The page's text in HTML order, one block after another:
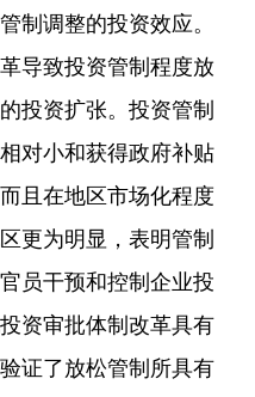
制调整的投资效应。
导致投资管制程度放
投资扩张。投资管制
对小和获得政府补贴
且在地区市场化程度
更为明显，表明管制
员干预和控制企业投
资审批体制改革具有
证了放松管制所具有